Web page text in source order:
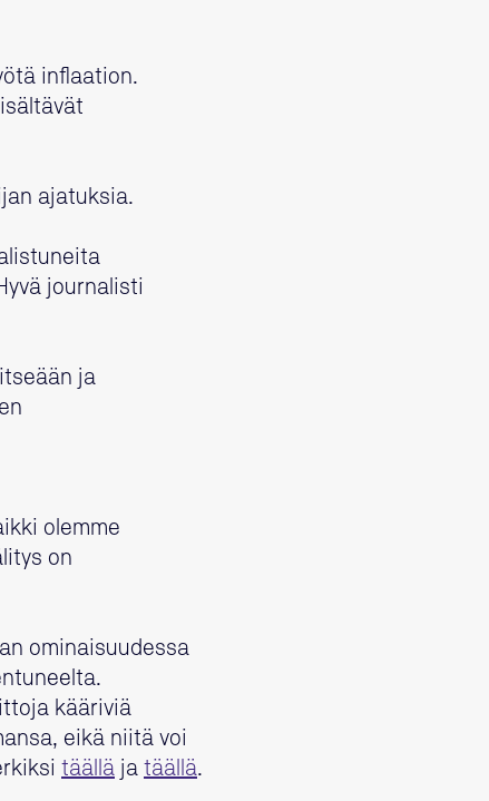
inflaation.
ajatuksia.
journalisti
ja
olemme
on
ominaisuudessa
kääriviä
eikä niitä voi
täällä ja täällä.